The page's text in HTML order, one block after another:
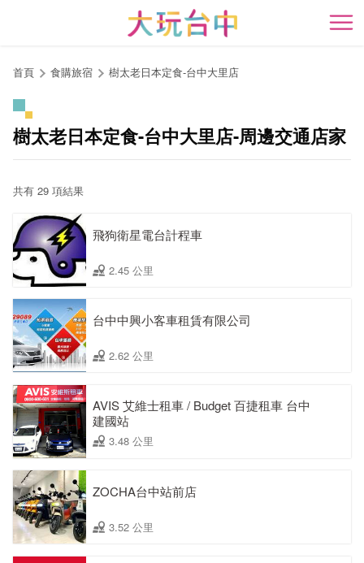
開
首頁 食購旅宿 樹太老日本定食-台中大里店
樹太老日本定食-台中大里店-周邊交通店家
共有 29 項結果
飛狗衛星電台計程車
2.45 公里
台中中興小客車租賃有限公司
2.62 公里
AVIS 艾維士租車 / Budget 百捷租車 台中
建國站
3.48 公里
ZOCHA台中站前店
3.52 公里